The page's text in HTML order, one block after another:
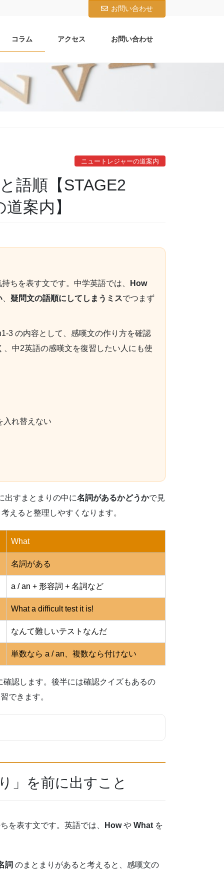
お問い合わせ
コラム アクセス お問い合わせ
ニュートレジャーの道案内
語順【STAGE2
案内】
ちを表す文です。中学英語では、
How
疑問文の語順にしてしまうミスでつまず
3 の内容として、感嘆文の作り方を確認
中2英語の感嘆文を復習したい人にも使
入れ替えない
出すまとまりの中に名詞があるかどうかで見
えると整理しやすくなります。
What
名詞がある
a / an + 形容詞 + 名詞など
What a difficult test it is!
なんて難しいテストなんだ
単数なら a / an、複数なら付けない
認します。後半には確認クイズもあるの
できます。
」を前に出すこと
を表す文です。英語では、 Howや What を
詞 のまとまりがあると考えると、感嘆文の